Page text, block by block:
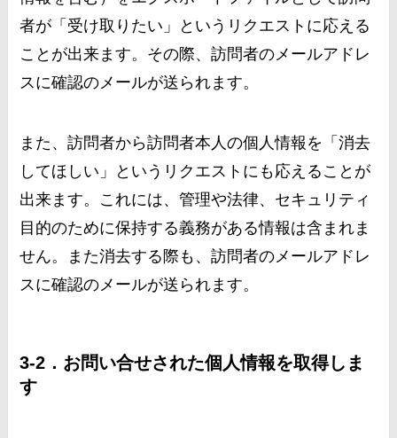
者が「受け取りたい」というリクエストに応える
ことが出来ます。その際、訪問者のメールアドレ
スに確認のメールが送られます。
また、訪問者から訪問者本人の個人情報を「消去
してほしい」というリクエストにも応えることが
出来ます。これには、管理や法律、セキュリティ
目的のために保持する義務がある情報は含まれま
せん。また消去する際も、訪問者のメールアドレ
スに確認のメールが送られます。
3-2．お問い合せされた個人情報を取得しま
す